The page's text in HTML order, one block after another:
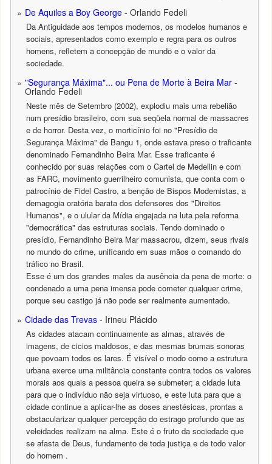
De Aquiles a Boy George - Orlando Fedeli
Da Antiguidade aos tempos modernos, os modelos humanos e
sociais, apresentados como exemplo e regra para os outros
homens, refletem a concepção de mundo e o valor da
sociedade.
"Segurança Máxima"... ou Pena de Morte à Beira Mar -
Orlando Fedeli
Neste mês de Setembro (2002), explodiu mais uma rebelião
num presídio brasileiro, com sua seqüela normal de massacres
e de horror. Desta vez, o morticínio foi no "Presídio de
Segurança Máxima" de Bangu 1, onde estava preso o traficante
denominado Fernandinho Beira Mar. Esse traficante é
conhecido por suas relações com o Cartel de Medellin e com
as FARC, movimento guerrilheiro comunista, que conta com o
patrocínio de Fidel Castro, a benção de Bispos Modernistas, a
demagogia oratória barata dos defensores dos "Direitos
Humanos", e o ulular da Mídia engajada na luta pela reforma
"democrática" das estruturas sociais. Tendo dominado o
presídio, Fernandinho Beira Mar massacrou, dizem, seus rivais
no mundo do crime, unificando em suas mãos o comando do
tráfico no Brasil.
Esse é um dos grandes males da ausência da pena de morte: o
condenado a uma pena imensa pode cometer qualquer crime,
porque seu castigo já não pode ser realmente aumentado.
Cidade das Trevas - Irineu Plácido
As cidades atacam continuamente as almas, através de
imagens, de cicios maldosos, e das mesmas brumas sonoras
que povoam todos os lares. É visível o modo como a estrutura
urbana exerce uma militância constante contra todos os valores
morais aos quais a pessoa queira se submeter; a cidade luta
para que o indivíduo não seja virtuoso, e este luta para que a
cidade continue a aplicar-lhe as doses anestésicas, prontas a
obstacularizar qualquer percepção do estrago profundo que as
veleidades realizam na alma. Este é o fruto da sociedade que
se afasta de Deus, fundamento de toda justiça e de todo valor
do homem .